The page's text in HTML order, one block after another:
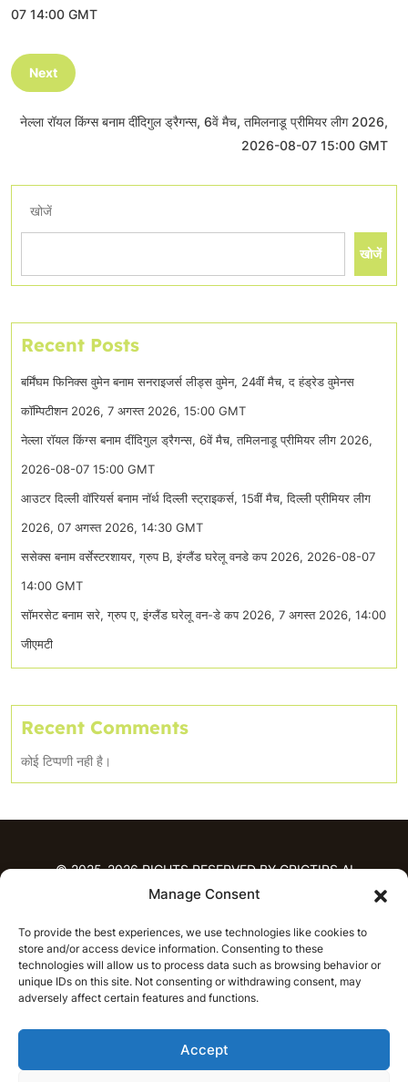
Manage Consent
To provide the best experiences, we use technologies like cookies to
store and/or access device information. Consenting to these
technologies will allow us to process data such as browsing behavior or
unique IDs on this site. Not consenting or withdrawing consent, may
adversely affect certain features and functions.
Accept
07 14:00 GMT
Next
नेल्ला रॉयल किंग्स बनाम दींदिगुल ड्रैगन्स, 6वें मैच, तमिलनाडू प्रीमियर लीग 2026,
2026-08-07 15:00 GMT
खोजें
खोजें
Recent Posts
बर्मिंघम फिनिक्स वुमेन बनाम सनराइजर्स लीड्स वुमेन, 24वीं मैच, द हंड्रेड वुमेनस
कॉम्पिटीशन 2026, 7 अगस्त 2026, 15:00 GMT
नेल्ला रॉयल किंग्स बनाम दींदिगुल ड्रैगन्स, 6वें मैच, तमिलनाडू प्रीमियर लीग 2026,
2026-08-07 15:00 GMT
आउटर दिल्ली वॉरियर्स बनाम नॉर्थ दिल्ली स्ट्राइकर्स, 15वीं मैच, दिल्ली प्रीमियर लीग
2026, 07 अगस्त 2026, 14:30 GMT
ससेक्स बनाम वर्सेस्टरशायर, ग्रुप B, इंग्लैंड घरेलू वनडे कप 2026, 2026-08-07
14:00 GMT
सॉमरसेट बनाम सरे, ग्रुप ए, इंग्लैंड घरेलू वन-डे कप 2026, 7 अगस्त 2026, 14:00
जीएमटी
Recent Comments
कोई टिप्पणी नही है।
© 2025-2026 RIGHTS RESERVED BY CRICTIPS.AI
भविष्यवाणियाँ
आईपीएल भविष्यवाणियाँ
टी20 लीग भविष्यवाणियाँ
महिला क्रिकेट
नवीनतम क्रिकेट भविष्यवाणियाँ
भविष्यवाणी विश्लेषण
समाचार
आईपीएल समाचार